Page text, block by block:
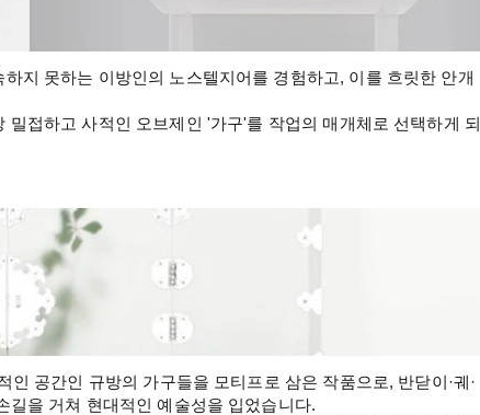
지 못하는 이방인의 노스텔지어를 경험하고, 이를 흐릿한 안개
접하고 사적인 오브제인 '가구'를 작업의 매개체로 선택하게 되
공간인 규방의 가구들을 모티프로 삼은 작품으로, 반닫이·궤·
길을 거쳐 현대적인 예술성을 입었습니다.